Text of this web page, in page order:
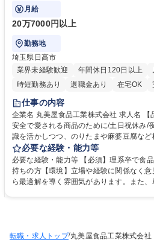
を中心に行っていただきます。
月給
20万7000円以上
勤務地
埼玉県日高市
業界未経験歓迎
年間休日120日以上
時短勤務あり
退職金あり 在宅OK
仕事の内容
企業名 丸美屋食品工業株式会社 求人名 【品質管理】＜理系卒歓迎＞安心
安全で愛される商品のために/土日祝休み/夜勤無 仕事の内容 食品
識を活かしつつ、のりたまや麻婆豆腐な
している当社工場にて、工場の安定稼働、
けて品質管理業務を中心に行っていただきます。 【入社後の
表の確認◆製品サンプルチェック◆簡単
サブ等【将来的な業務】◆製造現場から
＜理系卒歓迎＞安心安全で愛される商品の
必要な経験・能力等
必要な経験・能力等 【必須】理系卒で食
持ちの方【環境】立場や経験に関係なく
ら最適解を導く雰囲気があります。また
商品だけでなく年間100～150の新商品有
転職・求人トップ/丸美屋食品工業株式会社